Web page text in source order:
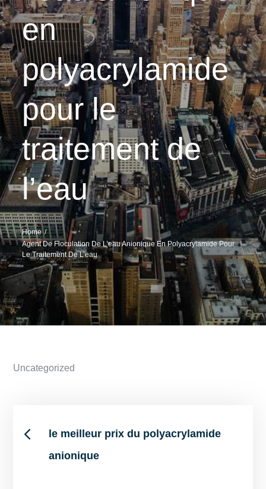
en
polyacrylamide
pour le
traitement de
l’eau
Home
Agent De Floculation De L’eau Anionique En Polyacrylamide Pour
Le Traitement De L’eau
Uncategorized
Post
navigation
le meilleur prix du polyacrylamide
anionique